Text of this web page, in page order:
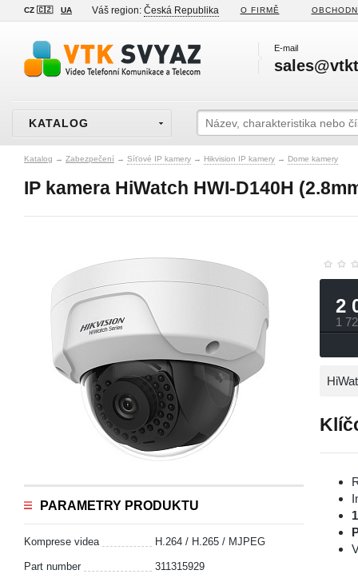
CZ 🇨🇿 UA Váš region: Česká Republika O FIRMĚ
E-mail
KATALOG
Katalog → Zabezpečení → Síťové IP kamery → Hikvision IP kamery → Dome kamery
IP kamera HiWatch HWI-D140H
PARAMETRY PRODUKTU
Komprese videa H.264 / H.265 / MJPEG
Part number 311315929
2
1